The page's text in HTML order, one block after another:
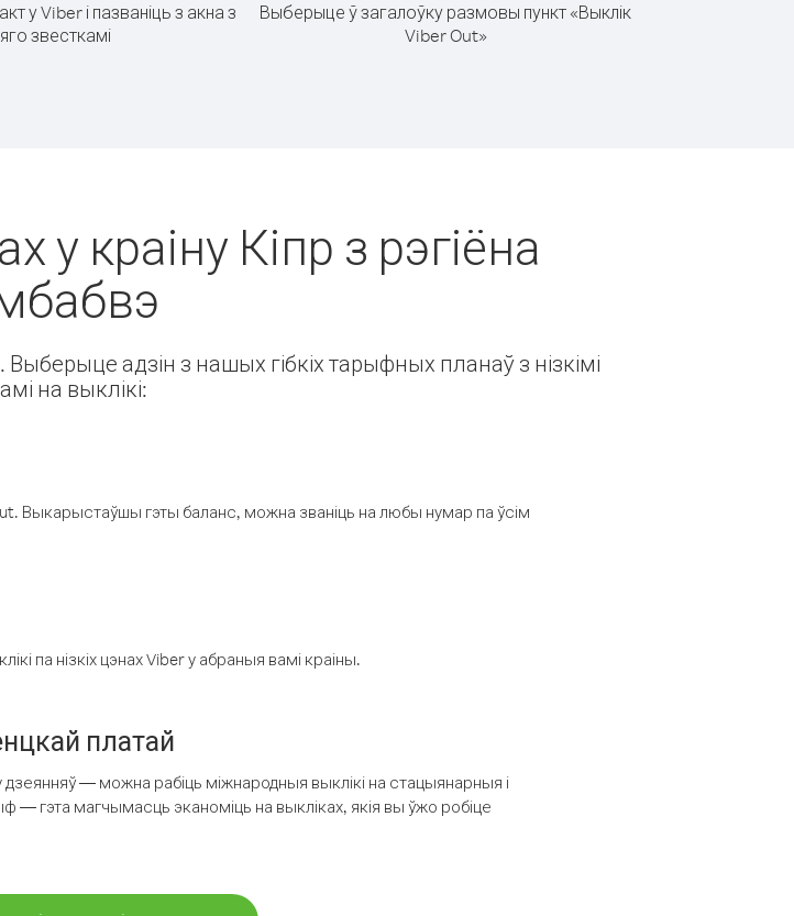
у Viber і пазваніць з акна з
яго звесткамі
Выберыце ў загалоўку размовы пункт «Выклік
Viber Out»
у краіну Кіпр з рэгіёна
адзін з нашых гібкіх тарыфных планаў з нізкімі
на выклікі:
Выкарыстаўшы гэты баланс, можна званіць на любы нумар па ўсім
па нізкіх цэнах Viber у абраныя вамі краіны.
платай
— можна рабіць міжнародныя выклікі на стацыянарныя і
— гэта магчымасць эканоміць на выкліках, якія вы ўжо робіце